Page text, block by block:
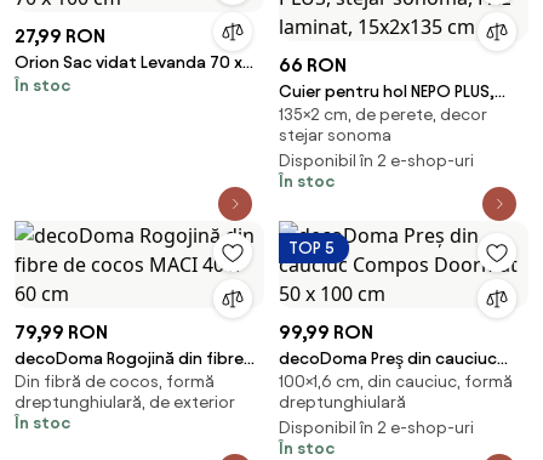
27,99 RON
Orion Sac vidat Levanda 70 x
100 cm
În stoc
66 RON
Cuier pentru hol NEPO PLUS,
stejar sonoma, PAL laminat,
15x2x135 cm
135×2 cm, de perete, decor
stejar sonoma
Disponibil în 2 e-shop-uri
În stoc
79,99 RON
decoDoma Rogojină din fibre
de cocos MACI 40 x 60 cm
Din fibră de cocos, formă
dreptunghiulară, de exterior
În stoc
TOP 5
99,99 RON
decoDoma Preş din cauciuc
Compos Doormat 50 x 100 cm
100×1,6 cm, din cauciuc, formă
dreptunghiulară
Disponibil în 2 e-shop-uri
În stoc